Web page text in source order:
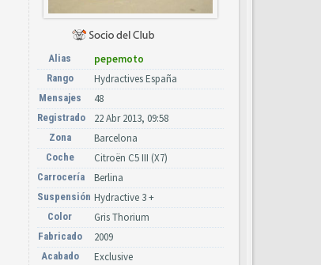
Alias pepemoto
Rango Hydractives España
Mensajes 48
Registrado 22 Abr 2013, 09:58
Zona Barcelona
Coche Citroën C5 III (X7)
Carrocería Berlina
Suspensión Hydractive 3 +
Color Gris Thorium
Fabricado 2009
Acabado Exclusive